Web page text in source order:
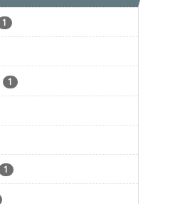
1
1
1